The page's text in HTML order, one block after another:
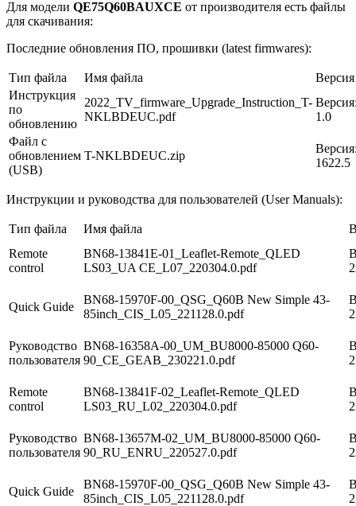
Для модели QE75Q60BAUXCE от производителя есть файлы
для скачивания:
Последние обновления ПО, прошивки (latest firmwares):
Тип файла Имя файла
Версия
Инструкция
по
обновлению
2022_TV_firmware_Upgrade_Instruction_T-
NKLBDEUC.pdf
1.0
Файл с
обновлением
(USB)
T-NKLBDEUC.zip
1622.5
Инструкции и руководства для пользователей (User Manuals):
Тип файла Имя файла
Remote
control
BN68-13841E-01_Leaflet-Remote_QLED
LS03_UA CE_L07_220304.0.pdf
Quick Guide
BN68-15970F-00_QSG_Q60B New Simple 43-
85inch_CIS_L05_221128.0.pdf
Руководство
пользователя
BN68-16358A-00_UM_BU8000-85000 Q60-
90_CE_GEAB_230221.0.pdf
Remote
control
BN68-13841F-02_Leaflet-Remote_QLED
LS03_RU_L02_220304.0.pdf
Руководство
пользователя
BN68-13657M-02_UM_BU8000-85000 Q60-
90_RU_ENRU_220527.0.pdf
Quick Guide
BN68-15970F-00_QSG_Q60B New Simple 43-
85inch_CIS_L05_221128.0.pdf